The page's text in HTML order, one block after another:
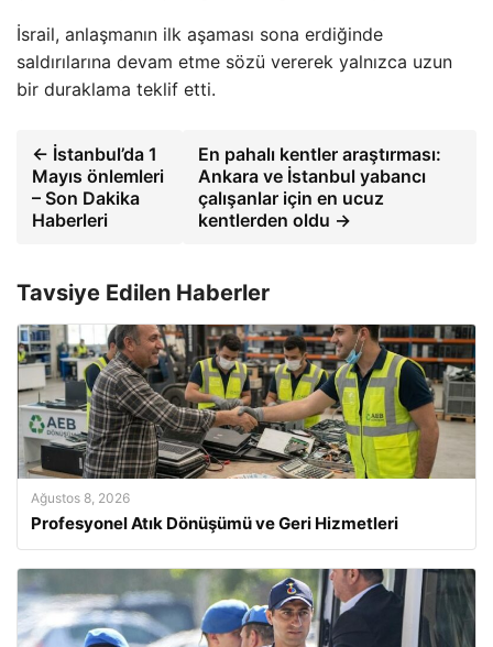
İsrail, anlaşmanın ilk aşaması sona erdiğinde
saldırılarına devam etme sözü vererek yalnızca uzun
bir duraklama teklif etti.
← İstanbul’da 1
Mayıs önlemleri
– Son Dakika
Haberleri
En pahalı kentler araştırması:
Ankara ve İstanbul yabancı
çalışanlar için en ucuz
kentlerden oldu →
Tavsiye Edilen Haberler
Ağustos 8, 2026
Profesyonel Atık Dönüşümü ve Geri Hizmetleri